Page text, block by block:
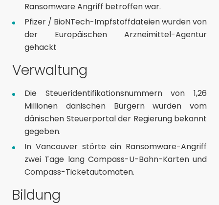
RansomwareAngriff betroffen war.
Pfizer / BioNTech-Impfstoffdateienwurden von
der Europäischen Arzneimittel-Agentur
gehackt
Verwaltung
Die Steueridentifikationsnummern von 1,26
Millionen dänischen Bürgern wurden vom
dänischen Steuerportal der Regierung bekannt
gegeben.
In Vancouver störte ein Ransomware-Angriff
zwei Tage lang Compass-U-Bahn-Karten und
Compass-Ticketautomaten.
Bildung